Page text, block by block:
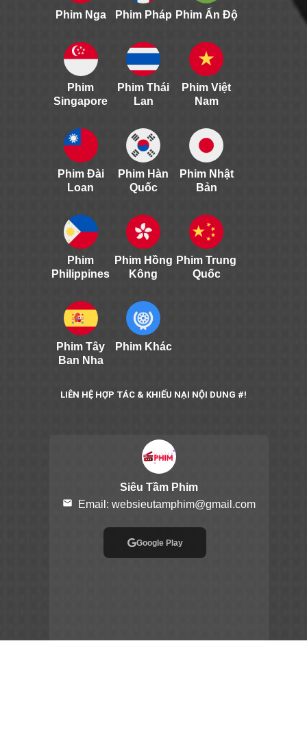
Phim Nga Phim Pháp Phim Ấn Độ
Phim
Singapore
Phim Thái
Lan
Phim Việt
Nam
Phim Đài
Loan
Phim Hàn
Quốc
Phim Nhật
Bản
Phim
Philippines
Phim Hồng
Kông
Phim Trung
Quốc
Phim Tây
Ban Nha
Phim Khác
LIÊN HỆ HỢP TÁC & KHIẾU NẠI NỘI DUNG #!
Siêu Tầm Phim
email Email: websieutamphim@gmail.com
Google Play